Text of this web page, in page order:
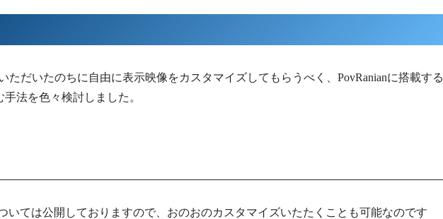
ただいたのちに自由に表示映像をカスタマイズしてもらうべく、PovRanianに搭載する
法を色々検討しました。
いては公開しておりますので、おのおのカスタマイズいたたくことも可能なのです